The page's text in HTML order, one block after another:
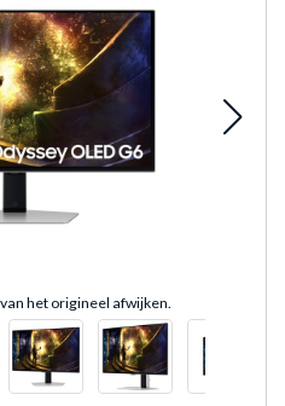
het origineel afwijken.